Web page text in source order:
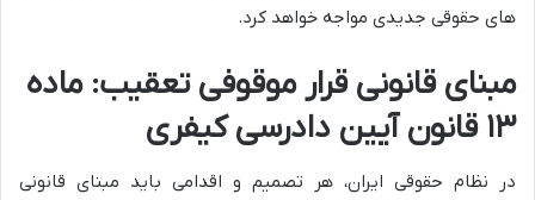
های حقوقی جدیدی مواجه خواهد کرد.
مبنای قانونی قرار موقوفی تعقیب: ماده
۱۳ قانون آیین دادرسی کیفری
در نظام حقوقی ایران، هر تصمیم و اقدامی باید مبنای قانونی